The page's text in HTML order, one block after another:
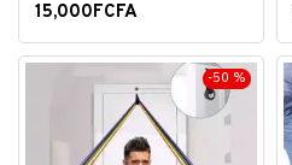
15,000FCFA
-50 %